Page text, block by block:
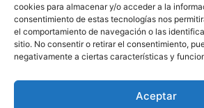
cookies para almacenar y/o acceder a la
consentimiento de estas tecnologías nos
el comportamiento de navegación o las
sitio. No consentir o retirar el consentimiento,
negativamente a ciertas características y
Aceptar